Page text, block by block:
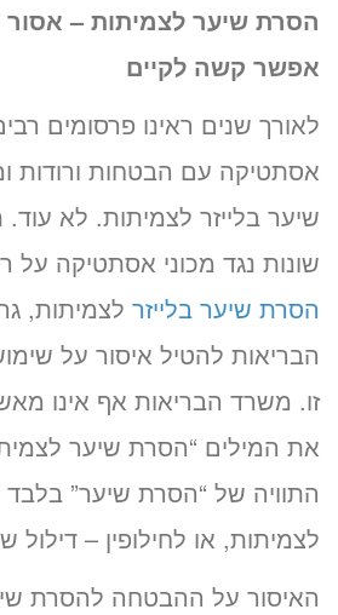
הסרת שיער לצמיתות – אסור
אפשר קשה לקיים
לאורך שנים ראינו פרסומים
אסתטיקה עם הבטחות ורודות
שיער בלייזר לצמיתות. לא
שונות נגד מכוני אסתטיקה
הסרת שיער בלייזר לצמיתות,
הבריאות להטיל איסור על
זו. משרד הבריאות אף אינו
את המילים “הסרת שיער
התוויה של “הסרת שיער” בלבד
לצמיתות, או לחילופין – דילול
האיסור על ההבטחה להסרת